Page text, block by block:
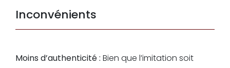
Inconvénients
Moins d’authenticité : Bien que l’imitation soit